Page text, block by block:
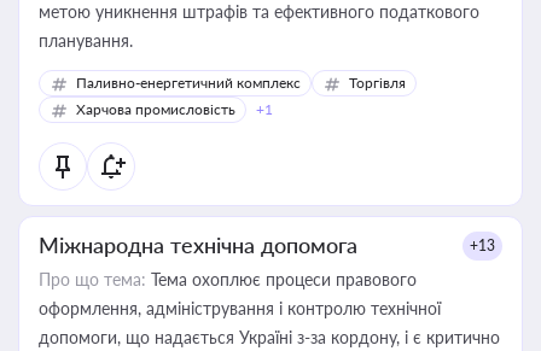
метою уникнення штрафів та ефективного податкового
планування.
Паливно-енергетичний комплекс
Торгівля
Харчова промисловість
+1
Міжнародна технічна допомога +13
Про що тема: Тема охоплює процеси правового
оформлення, адміністрування і контролю технічної
допомоги, що надається Україні з-за кордону, і є критично